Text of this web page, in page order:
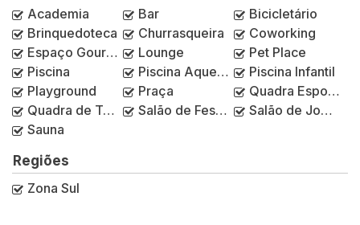
Academia
Bar
Bicicletário
Brinquedoteca
Churrasqueira
Coworking
Espaço Gourmet
Lounge
Pet Place
Piscina
Piscina Aquecida
Piscina Infantil
Playground
Praça
Quadra Esportiva
Quadra de Tênis
Salão de Festas
Salão de Jogos
Sauna
Regiões
Zona Sul